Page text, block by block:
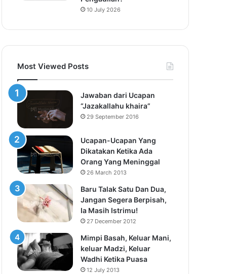
10 July 2026
Most Viewed Posts
Jawaban dari Ucapan
“Jazakallahu khaira”
29 September 2016
Ucapan-Ucapan Yang
Dikatakan Ketika Ada
Orang Yang Meninggal
26 March 2013
Baru Talak Satu Dan Dua,
Jangan Segera Berpisah,
Ia Masih Istrimu!
27 December 2012
Mimpi Basah, Keluar Mani,
keluar Madzi, Keluar
Wadhi Ketika Puasa
12 July 2013